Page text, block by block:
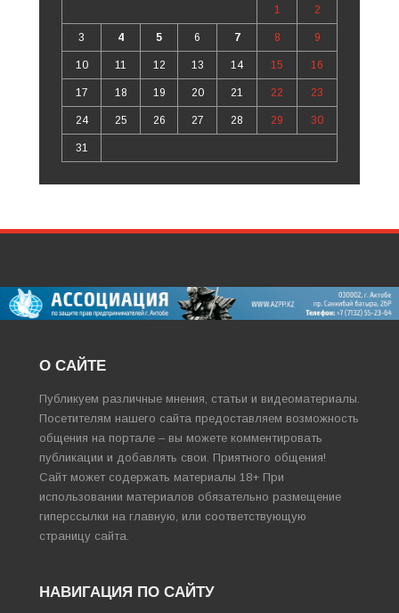
1 2
3 4 5 6 7 8 9
10 11 12 13 14 15 16
17 18 19 20 21 22 23
24 25 26 27 28 29 30
31
О САЙТЕ
Публикуем различные мнения, статьи и видеоматериалы.
Посетителям нашего сайта предоставляем возможность
общения на портале – вы можете комментировать
публикации и добавлять свои. Приятного общения!
Сайт может содержать материалы 18+ При
использовании материалов обязательно размещение
гиперссылки на главную, или соответствующую
страницу сайта.
НАВИГАЦИЯ ПО САЙТУ